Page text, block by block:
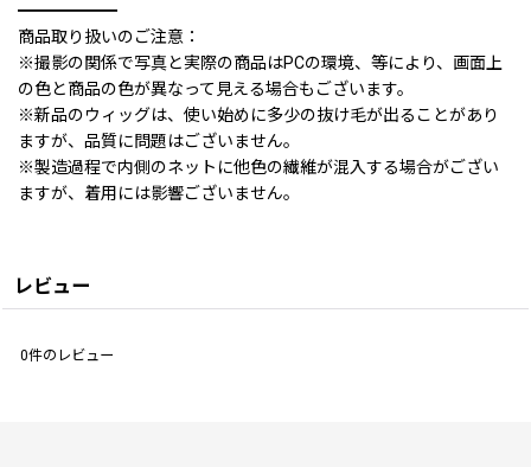
━━━━━━
商品取り扱いのご注意：
※撮影の関係で写真と実際の商品はPCの環境、等により、画面上
の色と商品の色が異なって見える場合もございます。
※新品のウィッグは、使い始めに多少の抜け毛が出ることがあり
ますが、品質に問題はございません。
※製造過程で内側のネットに他色の繊維が混入する場合がござい
ますが、着用には影響ございません。
レビュー
0件のレビュー